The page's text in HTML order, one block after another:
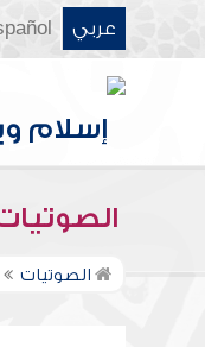
عربي
الصوتيات